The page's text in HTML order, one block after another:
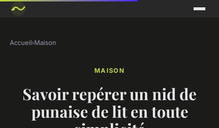
Accueil›Maison
MAISON
Savoir repérer un nid de
punaise de lit en toute